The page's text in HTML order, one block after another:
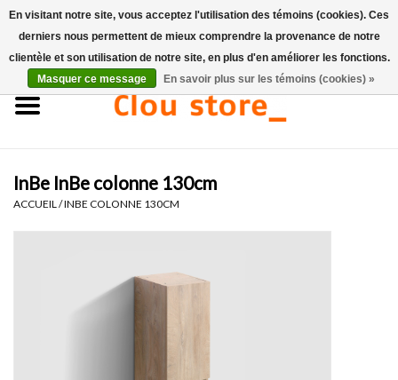
Accueil
Ensembles de lave-mains
Lave-mains
InBe InBe colonne 130cm
ACCUEIL /INBE COLONNE 130CM
En visitant notre site, vous acceptez l'utilisation des témoins (cookies). Ces
derniers nous permettent de mieux comprendre la provenance de notre
clientèle et son utilisation de notre site, en plus d'en améliorer les fonctions.
Masquer ce message
En savoir plus sur les témoins (cookies) »